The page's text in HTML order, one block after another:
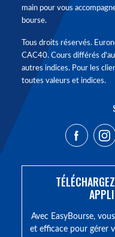
main pour vous
bourse.
Tous droits réservés.
CAC40. Cours différés
autres indices. Pour les
toutes valeurs et indices.
Avec EasyBourse,
et efficace pour gérer